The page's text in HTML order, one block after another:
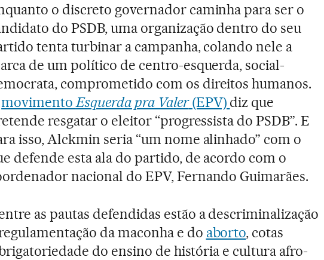
o discreto governador caminha para ser o
do PSDB, uma organização dentro do seu
tenta turbinar a campanha, colando nele a
de um político de centro-esquerda, social-
comprometido com os direitos humanos.
movimentoEsquerda pra Valer(EPV) diz que
resgatar o eleitor “progressista do PSDB”. E
isso, Alckmin seria “um nome alinhado” com o
defende esta ala do partido, de acordo com o
nacional do EPV, Fernando Guimarães.
as pautas defendidas estão a descriminalização
da maconha e do aborto, cotas
do ensino de história e cultura afro-